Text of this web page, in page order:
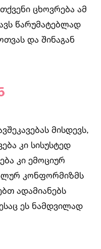
ცხოვრება ამ
წარუმატებლად
და შინაგან
მისდევს,
კი სისუსტედ
კი ემოციურ
კონფორმიზმს
ადამიანებს
ეს ნამდვილად